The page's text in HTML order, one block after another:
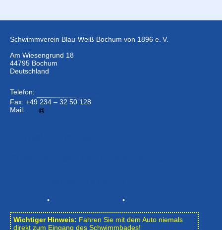
Schwimmverein Blau-Weiß Bochum von 1896 e. V.
Am Wiesengrund 18
44795 Bochum
Deutschland
Telefon:
Fax: +49 234 – 32 50 128
Mail:
• •
Wichtiger Hinweis: Fahren Sie mit dem Auto niemals
direkt zum Eingang des Schwimmbades!